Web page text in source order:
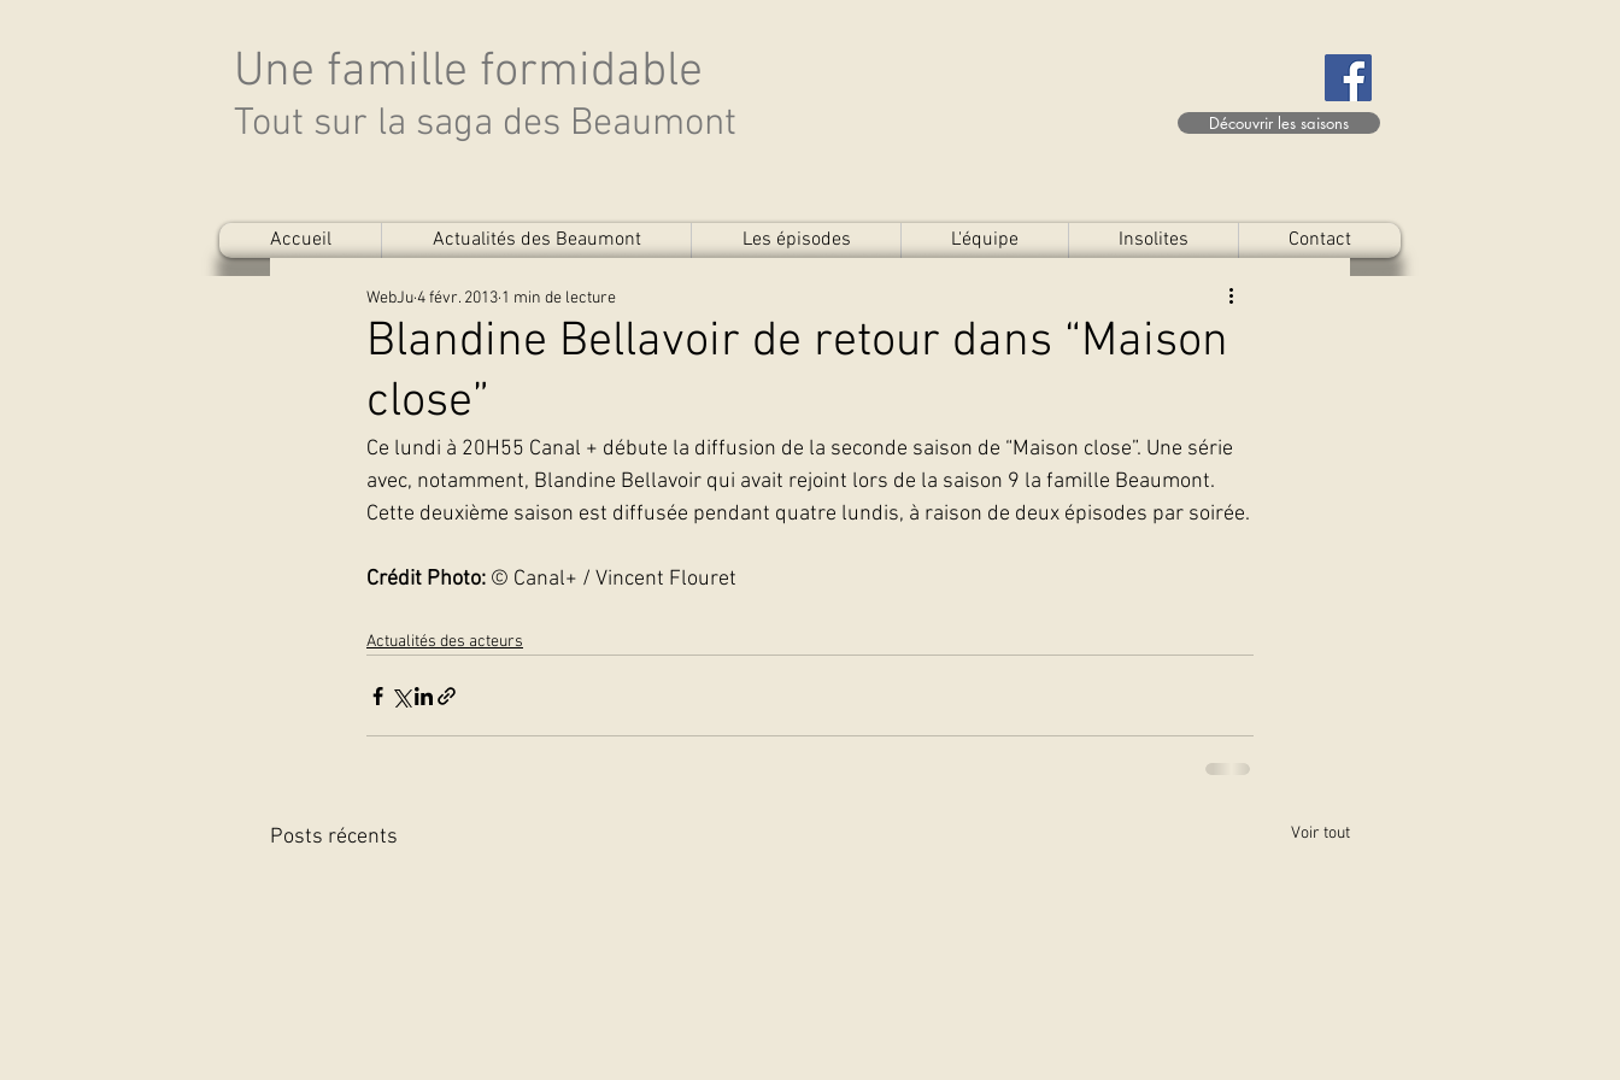
Une famille formidable
Tout sur la saga des Beaumont Découvrir les saisons
Accueil Actualités des Beaumont Les épisodes L'équipe Insolites Contact
Blandine Bellavoir de retour dans “Maison
close”
WebJu4 févr. 2013 1 min de lecture
Ce lundi à 20H55 Canal + débute la diffusion de la seconde saison de “Maison close”. Une série
avec, notamment, Blandine Bellavoir qui avait rejoint lors de la saison 9 la famille Beaumont.
Cette deuxième saison est diffusée pendant quatre lundis, à raison de deux épisodes par soirée.
Crédit Photo: © Canal+ / Vincent Flouret
Actualités des acteurs
Posts récents Voir tout